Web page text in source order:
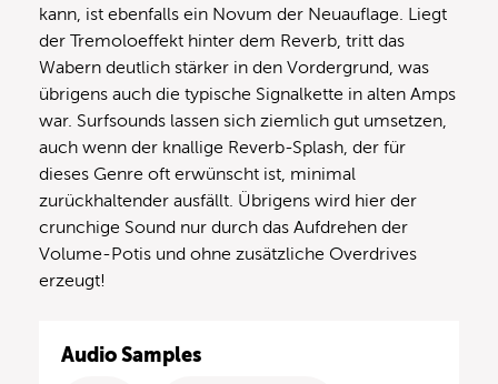
kann, ist ebenfalls ein Novum der Neuauflage. Liegt
der Tremoloeffekt hinter dem Reverb, tritt das
Wabern deutlich stärker in den Vordergrund, was
übrigens auch die typische Signalkette in alten Amps
war. Surfsounds lassen sich ziemlich gut umsetzen,
auch wenn der knallige Reverb-Splash, der für
dieses Genre oft erwünscht ist, minimal
zurückhaltender ausfällt. Übrigens wird hier der
crunchige Sound nur durch das Aufdrehen der
Volume-Potis und ohne zusätzliche Overdrives
erzeugt!
Audio Samples